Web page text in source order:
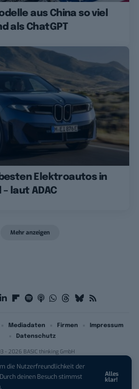
die Nutzerfreundlichkeit der
deinen Besuch stimmst
Alles
klar!
aus China so viel
als ChatGPT
Elektroautos in
laut ADAC
Mehr anzeigen
- 2026 BASIC thinking GmbH
Mediadaten Firmen
Impressum
Datenschutz
sichern:Für 1 € +
Bonus!